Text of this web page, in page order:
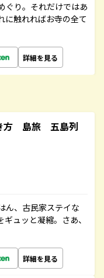
ぐり。それだけではあ
に触れればお寺の全て
詳細を見る
方 島旅 五島列
ん、古民家ステイな
ュッと凝縮。さあ、
詳細を見る